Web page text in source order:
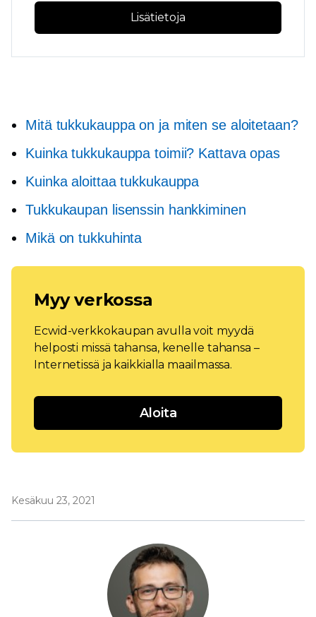
Lisätietoja
Mitä tukkukauppa on ja miten se aloitetaan?
Kuinka tukkukauppa toimii? Kattava opas
Kuinka aloittaa tukkukauppa
Tukkukaupan lisenssin hankkiminen
Mikä on tukkuhinta
Myy verkossa
Ecwid-verkkokaupan avulla voit myydä
helposti missä tahansa, kenelle tahansa –
Internetissä ja kaikkialla maailmassa.
Aloita
Kesäkuu 23, 2021